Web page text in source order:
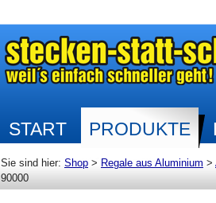
START PRODUKTE
Sie sind hier: Shop > Regale aus Aluminium >
90000